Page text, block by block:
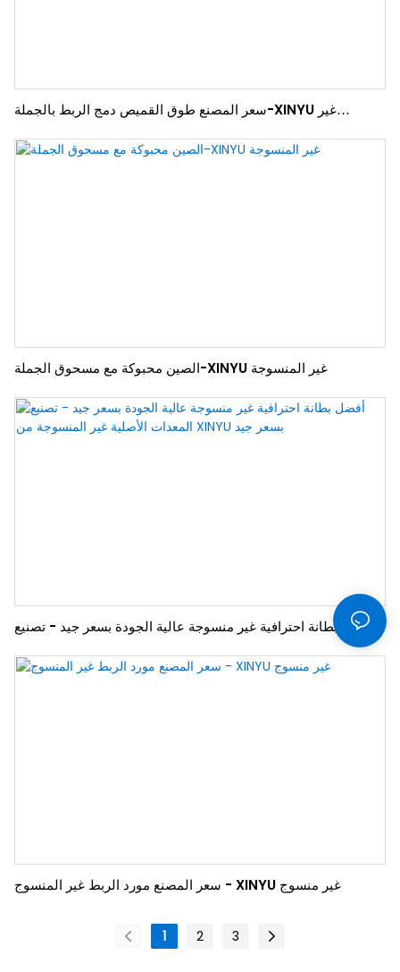
سعر المصنع طوق القميص دمج الربط بالجملة-XINYU غير
المنسوجة
الصين محبوكة مع مسحوق الجملة-XINYU غير المنسوجة
أفضل بطانة احترافية غير منسوجة عالية الجودة بسعر جيد - تصنيع
المعدات الأصلية غير المنسوجة من XINYU بسعر جيد
سعر المصنع مورد الربط غير المنسوج - XINYU غير منسوج
1 2 3